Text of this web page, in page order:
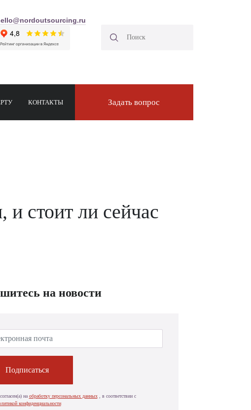
КОНТАКТЫ Задать вопрос
и стоит ли сейчас
на новости
Подписаться
на обработку персональных данных, в соответствии с
конфиденциальности